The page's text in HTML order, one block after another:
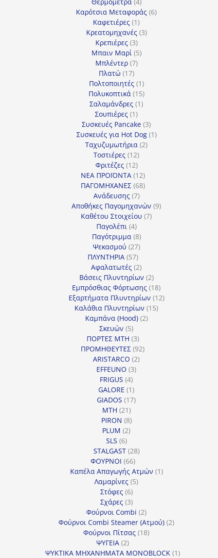
προϊόντα
Καρότσια Μεταφοράς 66
Καφετιέρες 11
προϊόν
Κρεατομηχανές 33
Κρεπιέρες 33
προϊόντα
Μπαιν Μαρί 55
Μπλέντερ 77
Πλατώ 1717
προϊόντα
Πολτοποιητές 11
προϊόν
Πολυκοπτικά 1515
προϊόντα
Σαλαμάνδρες 11
Σουπιέρες 11
προϊόν
Συσκευές Pancake 33
προϊόντα
Συσκευές για Hot Dog 11
Ταχυζυμωτήρια 22
Τοστιέρες 1212
προϊόντα
Φριτέζες 1212
προϊόντα
ΝΕΑ ΠΡΟΪΟΝΤΑ 1212
προϊόντα
ΠΑΓΟΜΗΧΑΝΕΣ 6868
Ανάδευσης 77
προϊόντα
Αποθήκες Παγομηχανών 99
Καθέτου Στοιχείου 77
Παγολέπι 44
προϊόντα
Παγότριμμα 88
προϊόντα
Ψεκασμού 2727
προϊόντα
ΠΛΥΝΤΗΡΙΑ 5757
προϊόντα
Αφαλατωτές 22
προϊόντα
Βάσεις Πλυντηρίων 22
προϊόντα
Εμπρόσθιας Φόρτωσης 1818
προϊόντα
Εξαρτήματα Πλυντηρίων 1212
Καλάθια Πλυντηρίων 1515
Καμπάνα (Hood) 22
Σκευών 55
προϊόντα
ΠΟΡΤΕΣ MTH 33
προϊόντα
ΠΡΟΜΗΘΕΥΤΕΣ 9292
ARISTARCO 22
EFFEUNO 33
FRIGUS 44
προϊόντα
GALORE 11
προϊόν
GIADOS 1717
MTH 2121
προϊόντα
PIRON 88
προϊόντα
PLUM 22
SLS 66
προϊόντα
STALGAST 2828
ΦΟΥΡΝΟΙ 6666
προϊόντα
Καπέλα Απαγωγής Ατμών 11
Λαμαρίνες 55
Στόφες 66
προϊόντα
Σχάρες 33
προϊόντα
Φούρνοι Combi 22
προϊόντα
Φούρνοι Combi Steamer (Ατμού) 22
Φούρνοι Πίτσας 1818
ΨΥΓΕΙΑ 22
προϊόντα
ΨΥΚΤΙΚΑ ΜΗΧΑΝΗΜΑΤΑ MONOBLOCK 11